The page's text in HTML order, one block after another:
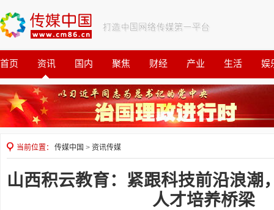
首页 资讯 国内 聚焦 财经 产业 生活 娱
观察 公益
当前位置： 传媒中国 > 资讯传媒
山西积云教育：紧跟科技前沿浪潮
人才培养桥梁